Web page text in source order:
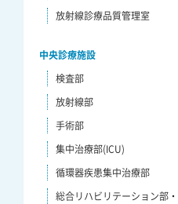
放射線診療品質管理室
中央診療施設
検査部
放射線部
手術部
集中治療部(ICU)
循環器疾患集中治療部
総合リハビリテーション部